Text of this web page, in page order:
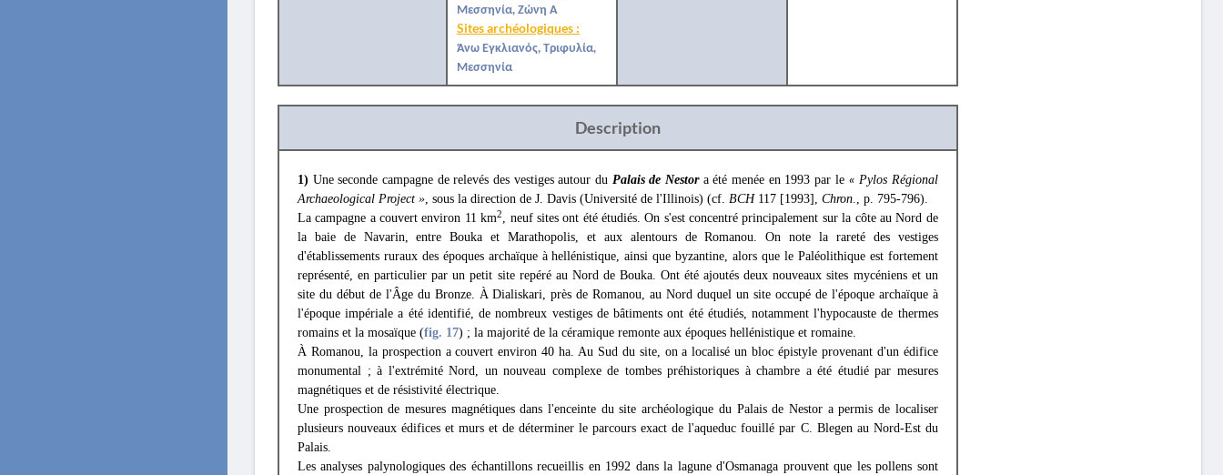
Μεσσηνία, Ζώνη Α
Sites archéologiques :
Άνω Εγκλιανός, Τριφυλία,
Μεσσηνία
Description
1) Une seconde campagne de relevés des vestiges autour du Palais de Nestor a été menée en 1993 par le «Pylos Régional
Archaeological Project », sous la direction de J. Davis (Université de l'Illinois) (cf. BCH 117 [1993], Chron., p. 795-796).
La campagne a couvert environ 11 km2, neuf sites ont été étudiés. On s'est concentré principalement sur la côte au Nord de
la baie de Navarin, entre Bouka et Marathopolis, et aux alentours de Romanou. On note la rareté des vestiges
d'établissements ruraux des époques archaïque à hellénistique, ainsi que byzantine, alors que le Paléolithique est fortement
représenté, en particulier par un petit site repéré au Nord de Bouka. Ont été ajoutés deux nouveaux sites mycéniens et un
site du début de l'Âge du Bronze. À Dialiskari, près de Romanou, au Nord duquel un site occupé de l'époque archaïque à
l'époque impériale a été identifié, de nombreux vestiges de bâtiments ont été étudiés, notamment l'hypocauste de thermes
romains et la mosaïque (fig. 17) ; la majorité de la céramique remonte aux époques hellénistique et romaine.
À Romanou, la prospection a couvert environ 40 ha. Au Sud du site, on a localisé un bloc épistyle provenant d'un édifice
monumental ; à l'extrémité Nord, un nouveau complexe de tombes préhistoriques à chambre a été étudié par mesures
magnétiques et de résistivité électrique.
Une prospection de mesures magnétiques dans l'enceinte du site archéologique du Palais de Nestor a permis de localiser
plusieurs nouveaux édifices et murs et de déterminer le parcours exact de l'aqueduc fouillé par C. Blegen au Nord-Est du
Palais.
Les analyses palynologiques des échantillons recueillis en 1992 dans la lagune d'Osmanaga prouvent que les pollens sont